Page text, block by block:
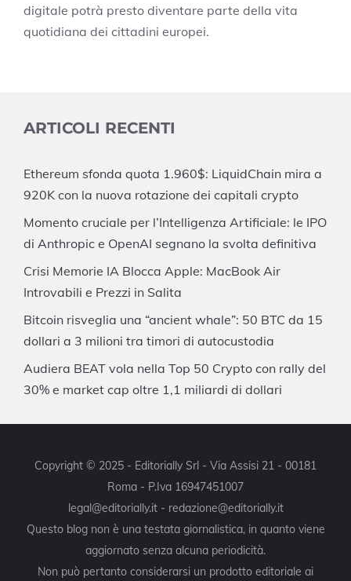
digitale potrà presto diventare parte della vita
quotidiana dei cittadini europei.
ARTICOLI RECENTI
Ethereum sfonda quota 1.960$: LiquidChain mira a
920K con la nuova rotazione dei capitali crypto
Momento cruciale per l’Intelligenza Artificiale: le IPO
di Anthropic e OpenAI segnano la svolta definitiva
Crisi Memorie IA Blocca Apple: MacBook Air
Introvabili e Prezzi in Salita
Bitcoin risveglia una “ancient whale”: 50 BTC da 15
dollari a 3 milioni tra timori di autocustodia
Audiera BEAT vola nella Top 50 Crypto con rally del
30% e market cap oltre 1,1 miliardi di dollari
Copyright © 2025 - Editorially Srl - Via Assisi 21 - 00181
Roma - P.Iva 16947451007
legal@editorially.it - redazione@editorially.it
Questo blog non è una testata giornalistica, in quanto viene
aggiornato senza alcuna periodicità.
Non può pertanto considerarsi un prodotto editoriale ai